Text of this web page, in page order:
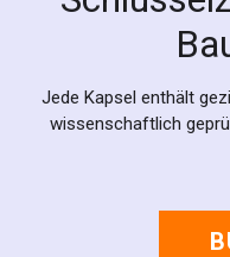
Jede Kapsel enthält
wissenschaftlich